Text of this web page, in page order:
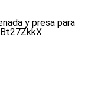
y presa para